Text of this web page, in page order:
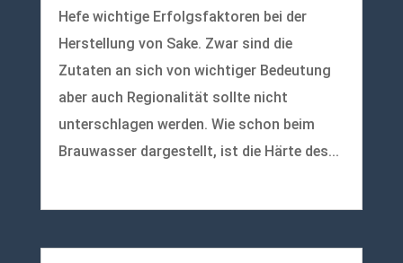
Hefe wichtige Erfolgsfaktoren bei der
Herstellung von Sake. Zwar sind die
Zutaten an sich von wichtiger Bedeutung
aber auch Regionalität sollte nicht
unterschlagen werden. Wie schon beim
Brauwasser dargestellt, ist die Härte des...